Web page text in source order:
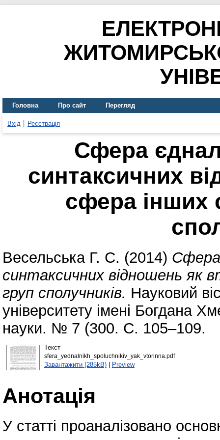
Головна Про сайт Перегляд
Вхід Реєстрація
Сфера
синтаксичних
сфера інших
Весельська Г. С. (2014)
синтаксичних відношень як
груп сполучників. Науковий
університету імені Богдана
науки. № 7 (300. С. 105–109.
Текст
sfera_yednalnikh_spoluchnikiv_yak_vtorinna.pdf
Завантажити (285kB)| Preview
Анотація
У статті проаналізовано